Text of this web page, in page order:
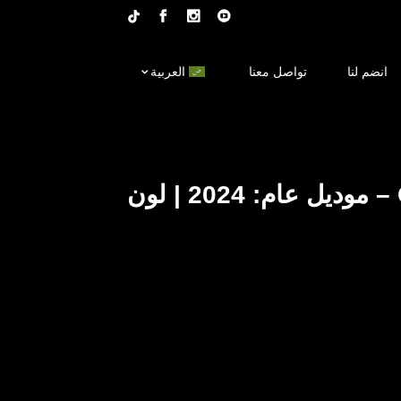
انضم لنا تواصل معنا العربية
هيونداي إلنترا CN7 – موديل عام: 2024 | لون